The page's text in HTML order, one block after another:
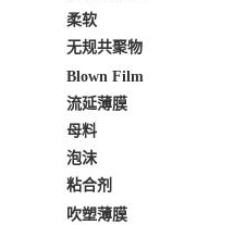
柔软
无规共聚物
Blown Film
流延薄膜
母料
泡沫
粘合剂
吹塑薄膜